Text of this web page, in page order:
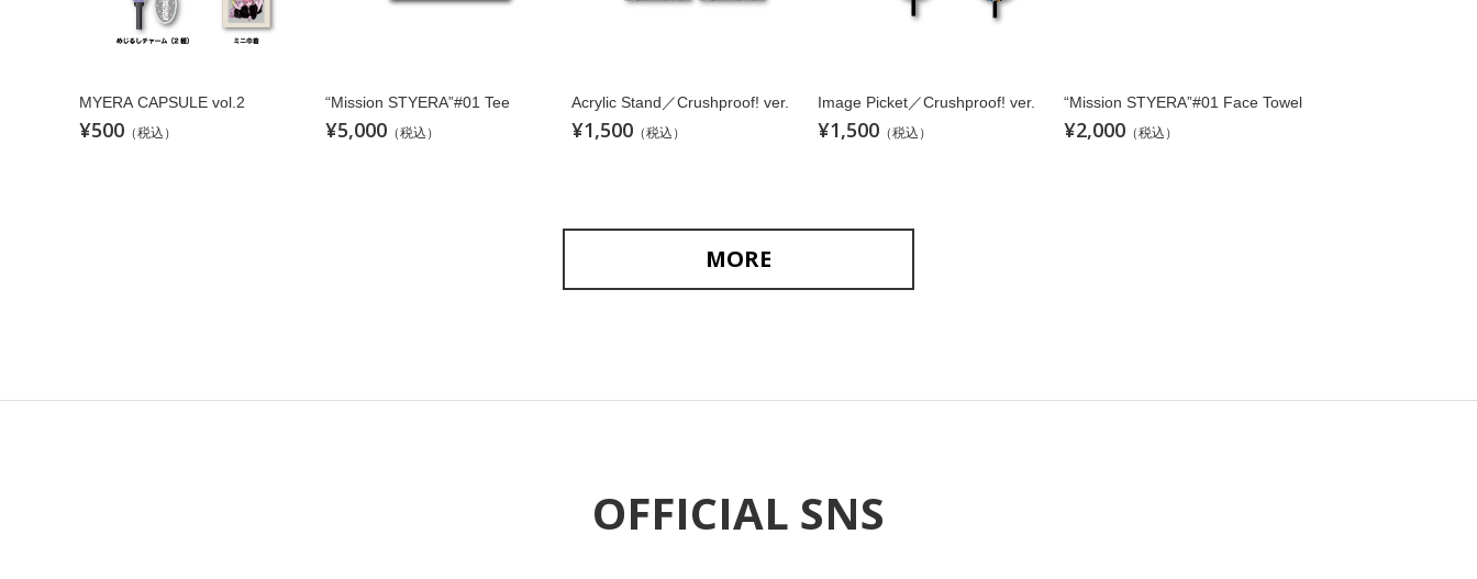
MYERA CAPSULE vol.2
¥500 （税込）
“Mission STYERA”#01 Tee
¥5,000 （税込）
Acrylic Stand／Crushproof! ver.
¥1,500 （税込）
Image Picket／Crushproof! ver.
¥1,500 （税込）
“Mission STYERA”#01 Face Towel
¥2,000 （税込）
MORE
OFFICIAL SNS